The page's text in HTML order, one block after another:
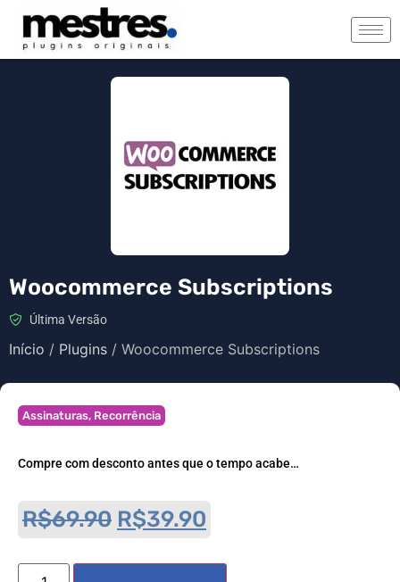
Woocommerce Subscriptions
Última Versão
Início / Plugins / Woocommerce Subscriptions
Assinaturas, Recorrência
Compre com desconto antes que o tempo acabe…
R$69.90 R$39.90